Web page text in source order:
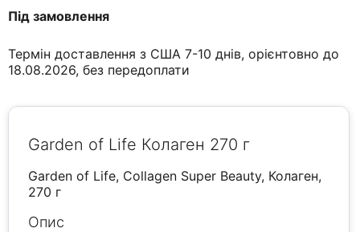
Під замовлення
Термін доставлення з США 7-10 днів, орієнтовно до
18.08.2026, без передоплати
Garden of Life Колаген 270 г
Garden of Life, Collagen Super Beauty, Колаген,
270 г
Опис